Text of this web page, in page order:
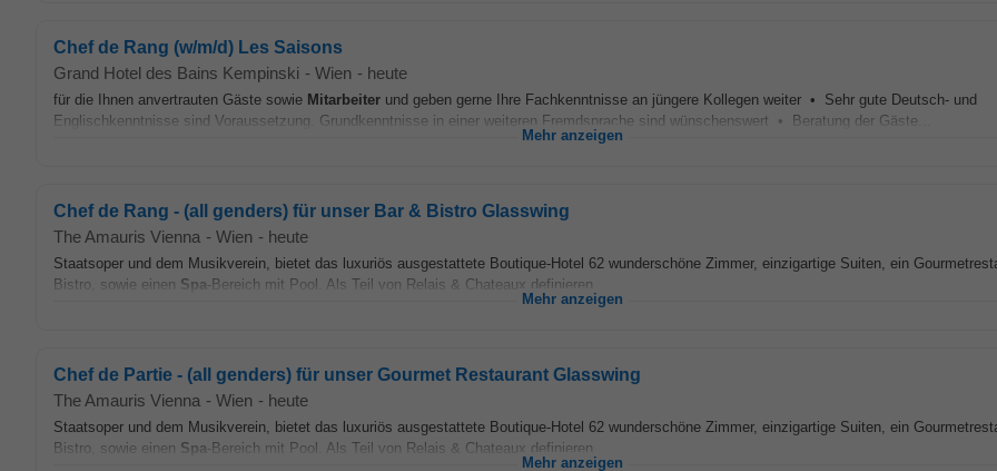
Chef de Rang (w/m/d) Les Saisons
Grand Hotel des Bains Kempinski - Wien - heute
für die Ihnen anvertrauten Gäste sowie Mitarbeiter und geben gerne Ihre Fachkenntnisse an jüngere Kollegen weiter • Sehr gute Deutsch- und
Englischkenntnisse sind Voraussetzung. Grundkenntnisse in einer weiteren Fremdsprache sind wünschenswert • Beratung der Gäste...
Mehr anzeigen
Chef de Rang - (all genders) für unser Bar & Bistro Glasswing
The Amauris Vienna - Wien - heute
Staatsoper und dem Musikverein, bietet das luxuriös ausgestattete Boutique-Hotel 62 wunderschöne Zimmer, einzigartige Suiten, ein
Bistro, sowie einen Spa-Bereich mit Pool. Als Teil von Relais & Chateaux definieren...
Mehr anzeigen
Chef de Partie - (all genders) für unser Gourmet Restaurant Glasswing
The Amauris Vienna - Wien - heute
Staatsoper und dem Musikverein, bietet das luxuriös ausgestattete Boutique-Hotel 62 wunderschöne Zimmer, einzigartige Suiten, ein
Bistro, sowie einen Spa-Bereich mit Pool. Als Teil von Relais & Chateaux definieren...
Mehr anzeigen